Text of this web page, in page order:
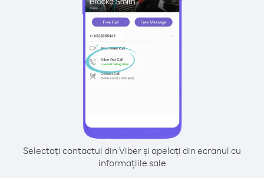
Selectați contactul din Viber și apelați din ecranul cu
informațiile sale